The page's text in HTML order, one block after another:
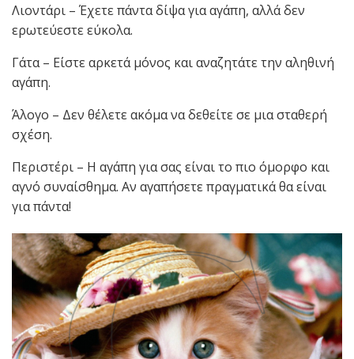
Λιοντάρι – Έχετε πάντα δίψα για αγάπη, αλλά δεν
ερωτεύεστε εύκολα.
Γάτα – Είστε αρκετά μόνος και αναζητάτε την αληθινή
αγάπη.
Άλογο – Δεν θέλετε ακόμα να δεθείτε σε μια σταθερή
σχέση.
Περιστέρι – Η αγάπη για σας είναι το πιο όμορφο και
αγνό συναίσθημα. Αν αγαπήσετε πραγματικά θα είναι
για πάντα!